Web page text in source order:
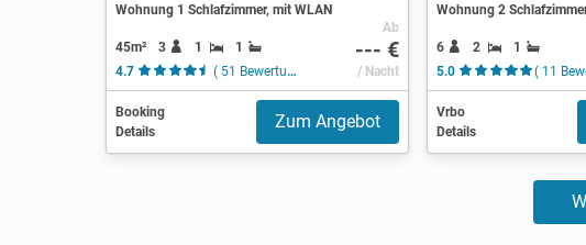
Wohnung 1 Schlafzimmer, mit WLAN
45m² 3 1
1
4.7
( 51 Bewertungen )
Ab
--- €
/ Nacht
Booking
Details
Zum Angebot
Wohnung 2
6 2
1
5.0
( 11
Vrbo
Details